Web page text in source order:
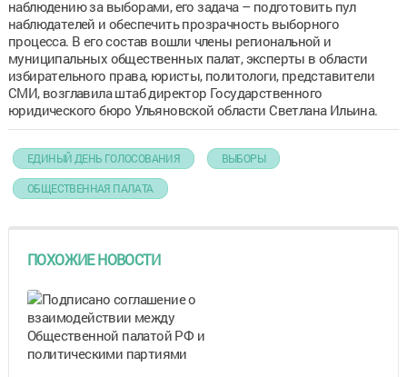
наблюдению за выборами, его задача – подготовить пул
наблюдателей и обеспечить прозрачность выборного
процесса. В его состав вошли члены региональной и
муниципальных общественных палат, эксперты в области
избирательного права, юристы, политологи, представители
СМИ, возглавила штаб директор Государственного
юридического бюро Ульяновской области Светлана Ильина.
ЕДИНЫЙ ДЕНЬ ГОЛОСОВАНИЯ ВЫБОРЫ
ОБЩЕСТВЕННАЯ ПАЛАТА
ПОХОЖИЕ НОВОСТИ